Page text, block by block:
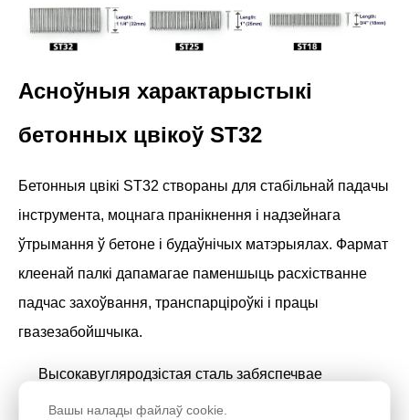
Асноўныя характарыстыкі
бетонных цвікоў ST32
Бетонныя цвікі ST32 створаны для стабільнай падачы
інструмента, моцнага пранікнення і надзейнага
ўтрымання ў бетоне і будаўнічых матэрыялах. Фармат
клеенай палкі дапамагае паменшыць расхістванне
падчас захоўвання, транспарціроўкі і працы
гвазезабойшчыка.
Высокавугляродзістая сталь забяспечвае
Вашы налады файлаў cookie.